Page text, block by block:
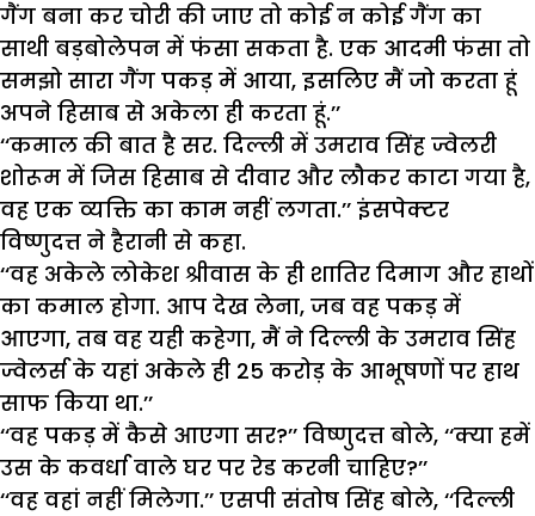
गैंग बना कर चोरी की जाए तो कोई न कोई गैंग का
साथी बड़बोलेपन में फंसा सकता है. एक आदमी फंसा तो
समझो सारा गैंग पकड़ में आया, इसलिए मैं जो करता हूं
अपने हिसाब से अकेला ही करता हूं.’’
‘‘कमाल की बात है सर. दिल्ली में उमराव सिंह ज्वेलरी
शोरूम में जिस हिसाब से दीवार और लौकर काटा गया है,
वह एक व्यक्ति का काम नहीं लगता.’’ इंसपेक्टर
विष्णुदत्त ने हैरानी से कहा.
‘‘वह अकेले लोकेश श्रीवास के ही शातिर दिमाग और हाथों
का कमाल होगा. आप देख लेना, जब वह पकड़ में
आएगा, तब वह यही कहेगा, मैं ने दिल्ली के उमराव सिंह
ज्वेलर्स के यहां अकेले ही 25 करोड़ के आभूषणों पर हाथ
साफ किया था.’’
‘‘वह पकड़ में कैसे आएगा सर?’’ विष्णुदत्त बोले, ‘‘क्या हमें
उस के कवर्धा वाले घर पर रेड करनी चाहिए?’’
‘‘वह वहां नहीं मिलेगा.’’ एसपी संतोष सिंह बोले, ‘‘दिल्ली